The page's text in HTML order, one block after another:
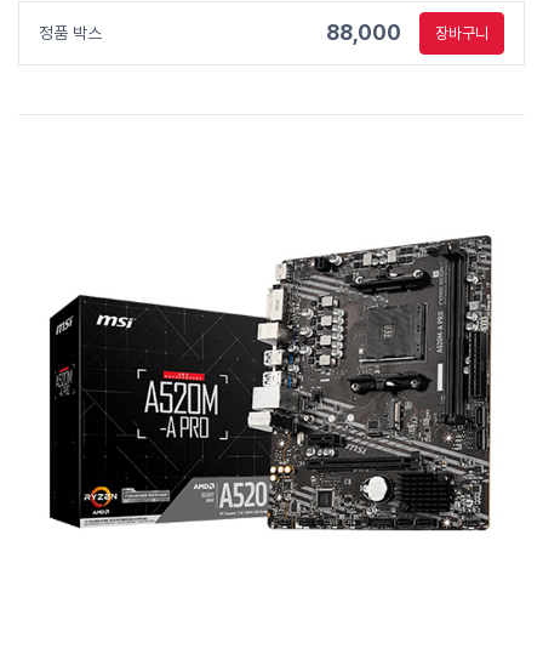
정품 박스 88,000 장바구니